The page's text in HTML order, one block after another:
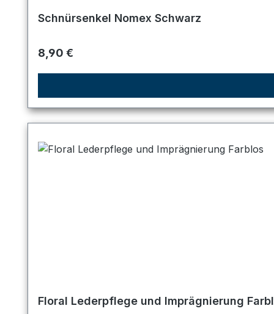
Schnürsenkel Nomex Schwarz
Regulärer Preis:
8,90 €
Floral Lederpflege und Imprägnierung